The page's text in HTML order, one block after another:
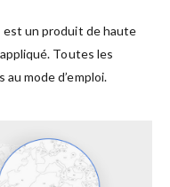
est un produit de haute
Toutes les
mode d’emploi.